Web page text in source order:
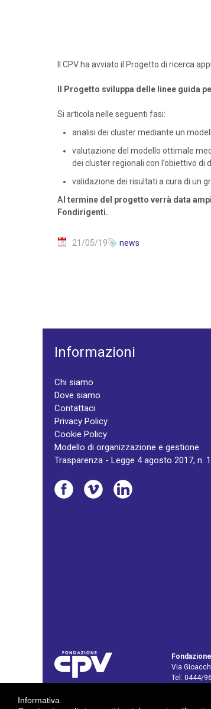
Il CPV ha avviato il Progetto di ricerca
Il Progetto sviluppa delle linee guida
Si articola nelle seguenti fasi:
analisi dei cluster mediante un
valutazione del modello ottimale
dei cluster regionali con l’obiettivo
validazione dei risultati a cura di un
A l termine del progetto verrà data
Fondirigenti.
21/05/19 news
Informazioni
Chi siamo
Dove siamo
Contattaci
Privacy Policy
Cookie Policy
Modello di organizzazione e gestione
Trasparenza - Legge 4 agosto 2017, n.
Via
Tel. 0444/
Informativa